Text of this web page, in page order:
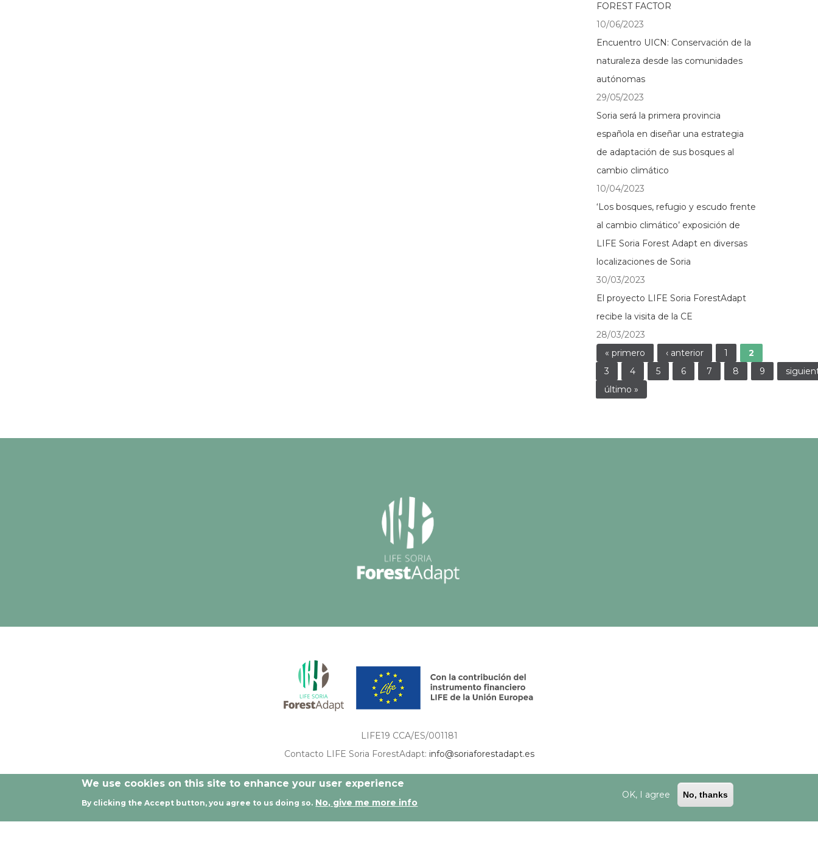
FOREST FACTOR
10/06/2023
Encuentro UICN: Conservación de la
naturaleza desde las comunidades
autónomas
29/05/2023
Soria será la primera provincia
española en diseñar una estrategia
de adaptación de sus bosques al
cambio climático
10/04/2023
‘Los bosques, refugio y escudo frente
al cambio climático’ exposición de
LIFE Soria Forest Adapt en diversas
localizaciones de Soria
30/03/2023
El proyecto LIFE Soria ForestAdapt
recibe la visita de la CE
28/03/2023
Páginas
« primero ‹ anterior 1
2
3
4 5 6 7 8 9
último »
LIFE19 CCA/ES/001181
Contacto LIFE Soria ForestAdapt: info@soriaforestadapt.es
Las opiniones y documentación aportadas en esta publicación son de exclusiva responsabilidad del autor o autores de los mismos, y no reflejan necesariamente los puntos de vista de CINEA/Comisión Europea.
We use cookies on this site to enhance your user experience
By clicking the Accept button, you agree to us doing so. No, give me more info
OK, I agree No, thanks